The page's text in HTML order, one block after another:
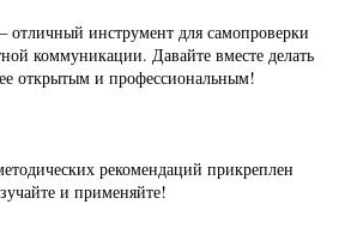
инструмент для самопроверки
коммуникации. Давайте вместе делать
открытым и профессиональным!
рекомендаций прикреплен
и применяйте!